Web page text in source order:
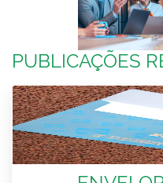
PUBLICAÇÕES